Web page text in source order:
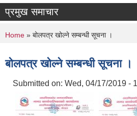
प्रमुख समाचार
You are here
Home » बोलपत्र खोल्ने सम्बन्धी सूचना ।
बोलपत्र खोल्ने सम्बन्धी सूचना ।
Submitted on: Wed, 04/17/2019 -